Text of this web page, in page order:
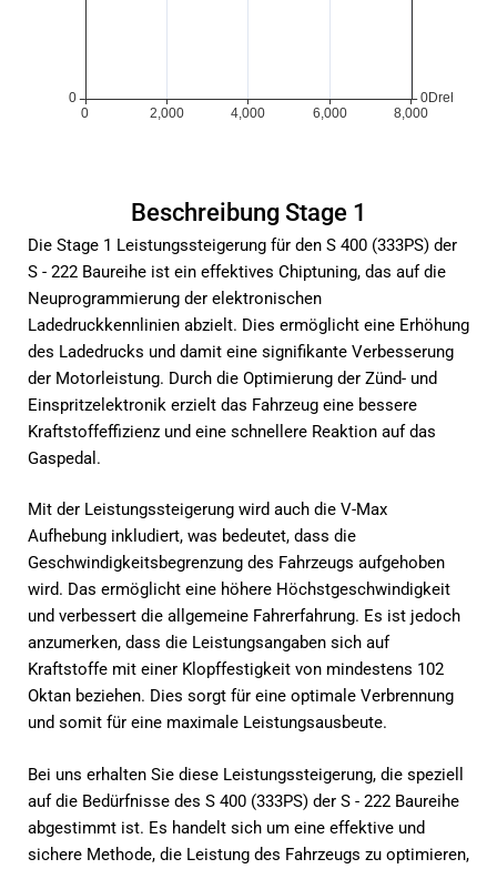
Beschreibung Stage 1
Die Stage 1 Leistungssteigerung für den S 400 (333PS) der
S - 222 Baureihe ist ein effektives Chiptuning, das auf die
Neuprogrammierung der elektronischen
Ladedruckkennlinien abzielt. Dies ermöglicht eine Erhöhung
des Ladedrucks und damit eine signifikante Verbesserung
der Motorleistung. Durch die Optimierung der Zünd- und
Einspritzelektronik erzielt das Fahrzeug eine bessere
Kraftstoffeffizienz und eine schnellere Reaktion auf das
Gaspedal.
Mit der Leistungssteigerung wird auch die V-Max
Aufhebung inkludiert, was bedeutet, dass die
Geschwindigkeitsbegrenzung des Fahrzeugs aufgehoben
wird. Das ermöglicht eine höhere Höchstgeschwindigkeit
und verbessert die allgemeine Fahrerfahrung. Es ist jedoch
anzumerken, dass die Leistungsangaben sich auf
Kraftstoffe mit einer Klopffestigkeit von mindestens 102
Oktan beziehen. Dies sorgt für eine optimale Verbrennung
und somit für eine maximale Leistungsausbeute.
Bei uns erhalten Sie diese Leistungssteigerung, die speziell
auf die Bedürfnisse des S 400 (333PS) der S - 222 Baureihe
abgestimmt ist. Es handelt sich um eine effektive und
sichere Methode, die Leistung des Fahrzeugs zu optimieren,